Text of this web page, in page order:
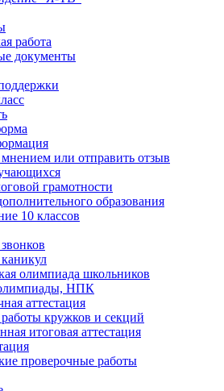
работа
документы
или отправить отзыв
грамотности
образования
10 классов
олимпиада школьников
НПК
аттестация
кружков и секций
итоговая аттестация
проверочные работы